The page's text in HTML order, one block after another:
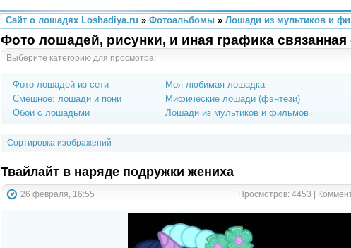
Сайт о лошадях Loshadiya.ru » Фотоальбомы» Лошади из мультиков и
Фото лошадей, рисунки, и иная графика
Выберите категорию для просмотра:
Фото лошадей из сети
Смешное: лошади и пони
Обои с лошадьми
Моя любимая лошадка
Мифические лошади (фэнтези)
Лошади из мультиков и фильмов
Сортировка изображений
Твайлайт в наряде подружки жениха
Просмотров: 4453 |
26 февраля, 16:55